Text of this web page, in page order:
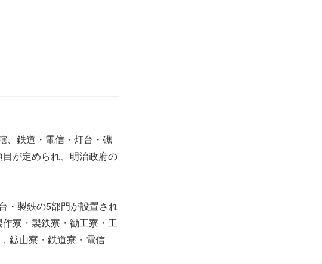
、鉄道・電信・灯台・礁
が定められ、明治政府の
・製鉄の5部門が設置され
寮・製鉄寮・勧工寮・工
鉱山寮・鉄道寮・電信